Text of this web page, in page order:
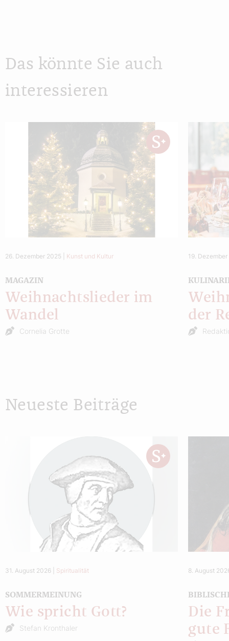
Das könnte Sie auch
interessieren
26. Dezember 2025 Kunst und Kultur
MAGAZIN
Weihnachtslieder im
Wandel
Cornelia Grotte
19.
der
Neueste Beiträge
31. August 2026 Spiritualität
SOMMERMEINUNG
Wie spricht Gott?
Stefan Kronthaler
8. August
Die
gute